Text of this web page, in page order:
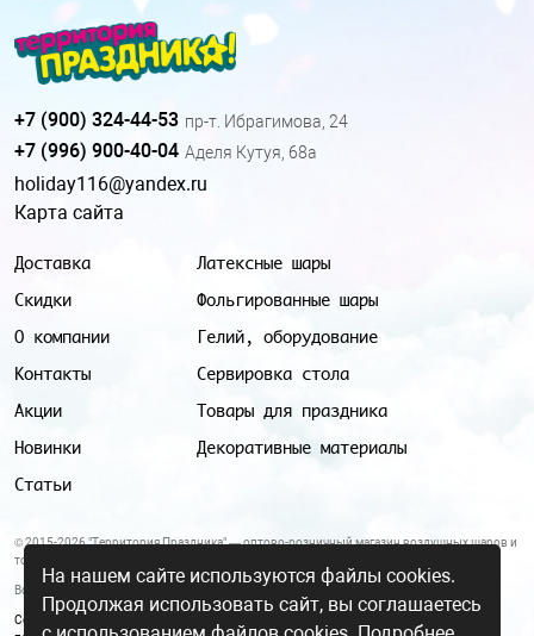
Доставка
Скидки
О компании
Контакты
Акции
Новинки
Статьи
Латексные шары
Фольгированные шары
Гелий, оборудование
Сервировка стола
Товары для праздника
Декоративные материалы
+7 (900) 324-44-53 пр-т. Ибрагимова, 24
+7 (996) 900-40-04 Аделя Кутуя, 68а
holiday116@yandex.ru
Карта сайта
© 2015-2026 "Территория Праздника" — оптово-розничный магазин воздушных шаров и
товаров для праздника.
Все цены и условия, указанные на данном сайте, не являются публичной офертой.
Согласие на обработку персональных данных
На нашем сайте используются файлы cookies.
Продолжая использовать сайт, вы соглашаетесь